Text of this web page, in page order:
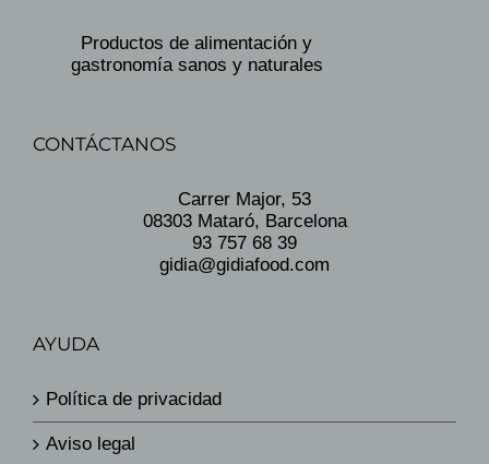
Productos de alimentación y
gastronomía sanos y naturales
CONTÁCTANOS
Carrer Major, 53
08303 Mataró, Barcelona
93 757 68 39
gidia@gidiafood.com
AYUDA
Política de privacidad
Aviso legal